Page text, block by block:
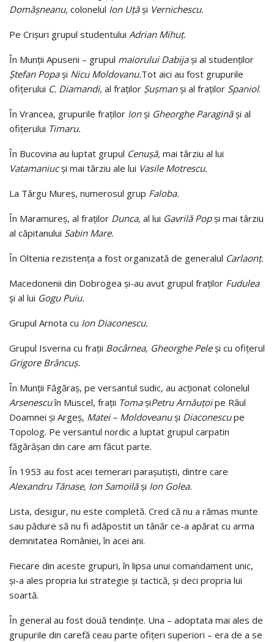
Domăşneanu, colonelul Ion Uţăşi Vernichescu.
Pe Crişuri grupul studentului Adrian Mihuţ.
În Munţii Apuseni – grupul maiorului Dabijaşi al studenţilor
Ştefan Popaşi Nicu Moldovanu.Tot aici au fost grupurile
ofiţerului C. Diamandi, al fraţilor Şuşmanşi al fraţilor Spaniol.
În Vrancea, grupurile fraţilor Ionşi Gheorghe Paraginăşi al
ofiţerului Timaru.
În Bucovina au luptat grupul Cenuşă, mai târziu al lui
Vatamaniucşi mai târziu ale lui Vasile Motrescu.
La Târgu Mureş, numerosul grup Faloba.
În Maramureş, al fraţilor Dunca, al lui Gavrilă Popşi mai târziu
al căpitanului Sabin Mare.
În Oltenia rezistenţa a fost organizată de generalul Carlaonţ.
Macedonenii din Dobrogea şi-au avut grupul fraţilor Fudulea
şi al lui Gogu Puiu.
Grupul Arnota cu Ion Diaconescu.
Grupul Isverna cu fraţii Bocârnea, Gheorghe Peleşi cu ofiţerul
Grigore Brâncuş.
În Munţii Făgăraş, pe versantul sudic, au acţionat colonelul
Arsenescuîn Muscel, fraţii TomaşiPetru Arnăuţoipe Râul
Doamnei şi Argeş, Matei – Moldoveanuşi Diaconescupe
Topolog. Pe versantul nordic a luptat grupul carpatin
făgărăşan din care am făcut parte.
În 1953 au fost acei temerari paraşutişti, dintre care
Alexandru Tănase, Ion Samoilăşi Ion Golea.
Lista, desigur, nu este completă. Cred că nu a rămas munte
sau pădure să nu fi adăpostit un tânăr ce-a apărat cu arma
demnitatea României, în acei ani.
Fiecare din aceste grupuri, în lipsa unui comandament unic,
şi-a ales propria lui strategie şi tactică, şi deci propria lui
soartă.
În general au fost două tendinţe. Una – adoptata mai ales de
grupurile din carefă ceau parte ofiţeri superiori – era de a se